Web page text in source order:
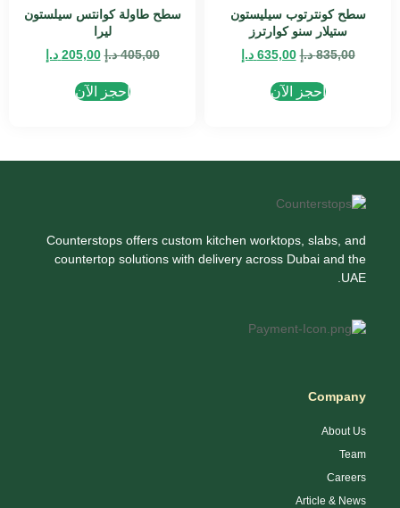
سطح كونترتوب سيليستون
ستيلار سنو كوارترز
835,00 د.إ 635,00 د.إ
احجز الآن
سطح طاولة كوانتس سيلستون
ليرا
405,00 د.إ 205,00 د.إ
احجز الآن
Counterstops offers custom kitchen worktops, slabs, and
countertop solutions with delivery across Dubai and the
UAE.
Company
About Us
Team
Careers
Article & News